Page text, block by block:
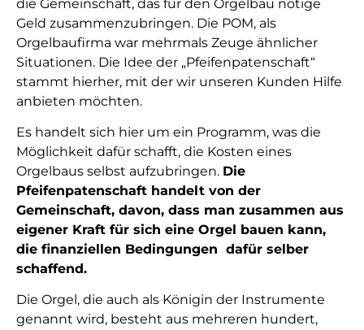
die Gemeinschaft, das für den Orgelbau nötige
Geld zusammenzubringen. Die POM, als
Orgelbaufirma war mehrmals Zeuge ähnlicher
Situationen. Die Idee der „Pfeifenpatenschaft“
stammt hierher, mit der wir unseren Kunden Hilfe
anbieten möchten.
Es handelt sich hier um ein Programm, was die
Möglichkeit dafür schafft, die Kosten eines
Orgelbaus selbst aufzubringen. Die
Pfeifenpatenschaft handelt von der
Gemeinschaft, davon, dass man zusammen aus
eigener Kraft für sich eine Orgel bauen kann,
die finanziellen Bedingungen dafür selber
schaffend.
Die Orgel, die auch als Königin der Instrumente
genannt wird, besteht aus mehreren hundert,